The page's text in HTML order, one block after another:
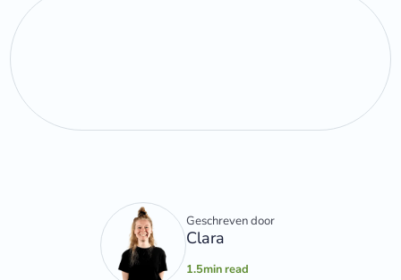
Geschreven door
Clara
1.5min read